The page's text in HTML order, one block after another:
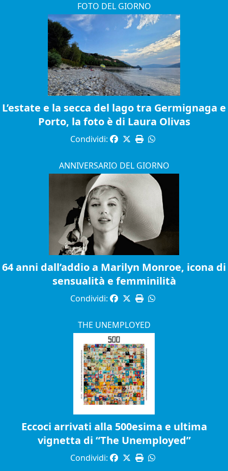
FOTO DEL GIORNO
L’estate e la secca del lago tra Germignaga e
Porto, la foto è di Laura Olivas
Condividi:
ANNIVERSARIO DEL GIORNO
64 anni dall’addio a Marilyn Monroe, icona di
sensualità e femminilità
Condividi:
THE UNEMPLOYED
Eccoci arrivati alla 500esima e ultima
vignetta di “The Unemployed”
Condividi: